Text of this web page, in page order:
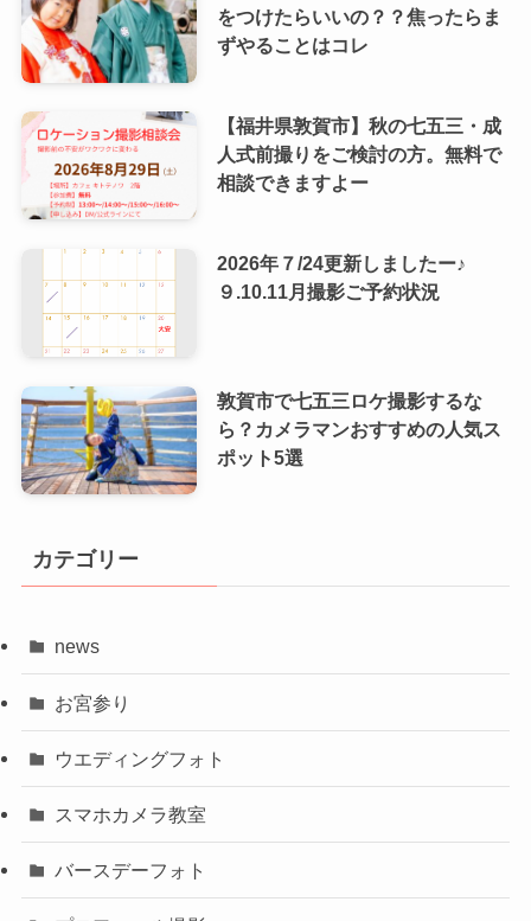
をつけたらいいの？？焦ったらま
ずやることはコレ
【福井県敦賀市】秋の七五三・成
人式前撮りをご検討の方。無料で
相談できますよー
2026年７/24更新しましたー♪
９.10.11月撮影ご予約状況
敦賀市で七五三ロケ撮影するな
ら？カメラマンおすすめの人気ス
ポット5選
カテゴリー
news
お宮参り
ウエディングフォト
スマホカメラ教室
バースデーフォト